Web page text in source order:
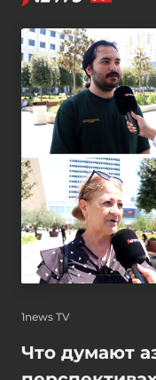
1news TV
Что думают